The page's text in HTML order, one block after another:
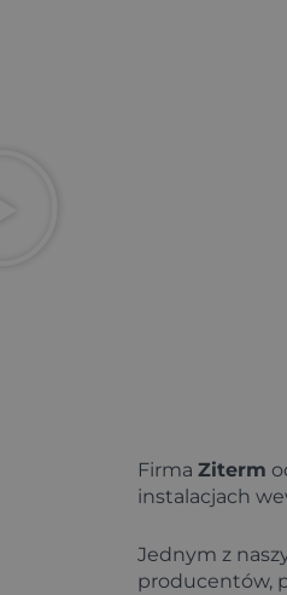
Firma Ziterm
instalacjach
Jednym z
producentów,